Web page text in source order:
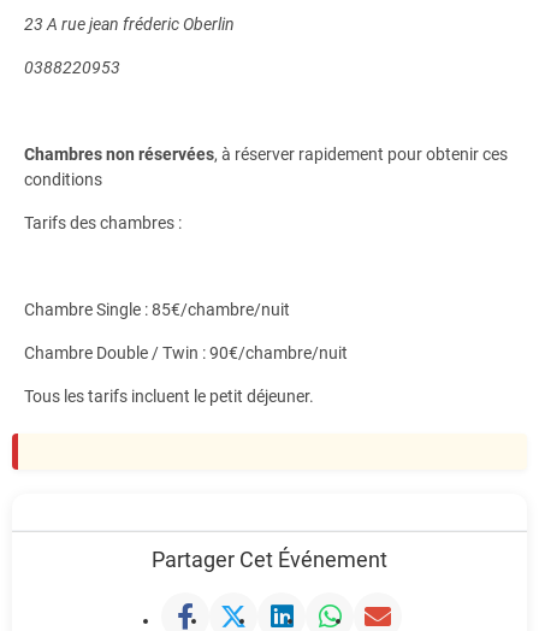
23 A rue jean fréderic Oberlin
0388220953
Chambres non réservées, à réserver rapidement pour obtenir ces
conditions
Tarifs des chambres :
Chambre Single : 85€/chambre/nuit
Chambre Double / Twin : 90€/chambre/nuit
Tous les tarifs incluent le petit déjeuner.
Partager Cet Événement